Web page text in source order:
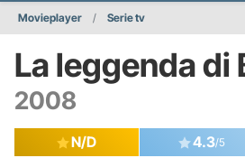
Movieplayer Serie tv
La leggenda di
2008
N/D 4.3/5